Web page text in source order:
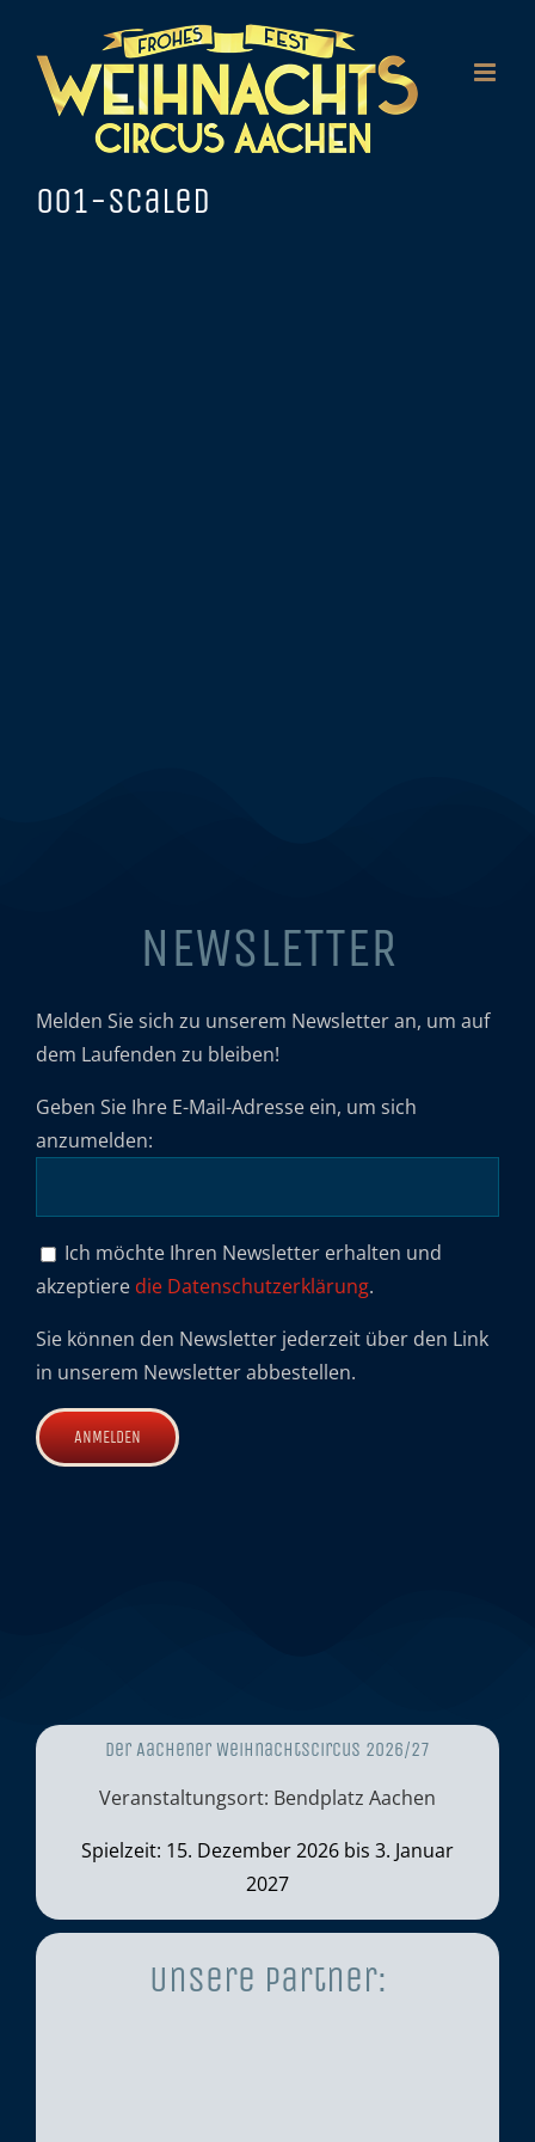
Inhalt
springen
001-scaled
NEWSLETTER
Melden Sie sich zu unserem Newsletter an, um auf
dem Laufenden zu bleiben!
Geben Sie Ihre E-Mail-Adresse ein, um sich
anzumelden:
Ich möchte Ihren Newsletter erhalten und
akzeptiere die Datenschutzerklärung.
Sie können den Newsletter jederzeit über den Link
in unserem Newsletter abbestellen.
Der Aachener Weihnachtscircus 2026/27
Veranstaltungsort: Bendplatz Aachen
Spielzeit: 15. Dezember 2026 bis 3. Januar
2027
Unsere Partner: